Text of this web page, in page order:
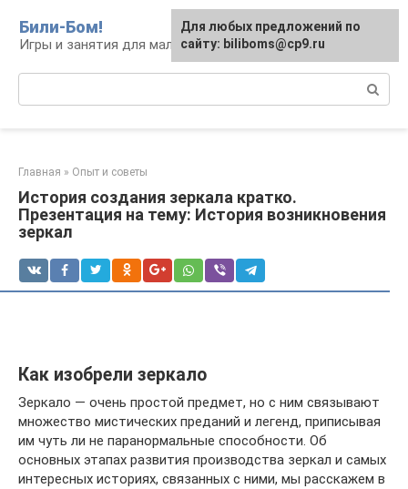
контенту
Били-Бом!
Игры и занятия для малышей и школьников
Главная » Опыт и советы
История создания зеркала кратко.
Презентация на тему: История возникновения
зеркал
Как изобрели зеркало
Зеркало — очень простой предмет, но с ним связывают
множество мистических преданий и легенд, приписывая
им чуть ли не паранормальные способности. Об
основных этапах развития производства зеркал и самых
интересных историях, связанных с ними, мы расскажем в
Для любых предложений по
сайту: biliboms@cp9.ru